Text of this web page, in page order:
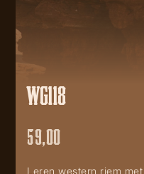
WG118
59,00
Leren western riem